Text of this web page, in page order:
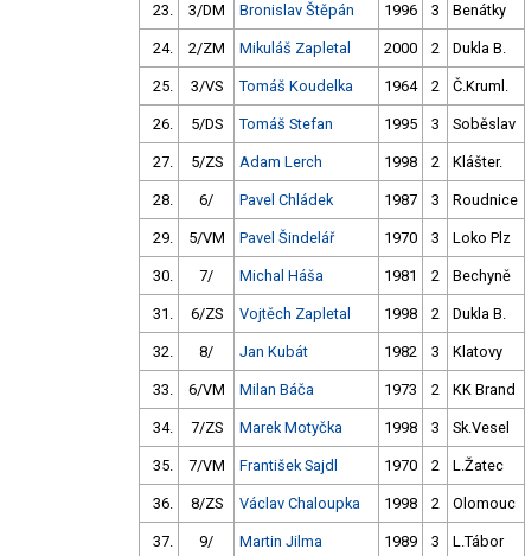
23. 3/DM Bronislav Štěpán 1996 3 Benátky
24. 2/ZM Mikuláš Zapletal 2000 2 Dukla B.
25. 3/VS Tomáš Koudelka 1964 2 Č.Kruml.
26. 5/DS Tomáš Stefan 1995 3 Soběslav
27. 5/ZS Adam Lerch 1998 2 Klášter.
28. 6/ Pavel Chládek 1987 3 Roudnice
29. 5/VM Pavel Šindelář 1970 3 Loko Plz
30. 7/ Michal Háša 1981 2 Bechyně
31. 6/ZS Vojtěch Zapletal 1998 2 Dukla B.
32. 8/ Jan Kubát 1982 3 Klatovy
33. 6/VM Milan Báča 1973 2 KK Brand
34. 7/ZS Marek Motyčka 1998 3 Sk.Vesel
35. 7/VM František Sajdl 1970 2 L.Žatec
36. 8/ZS Václav Chaloupka 1998 2 Olomouc
37. 9/ Martin Jilma 1989 3 L.Tábor